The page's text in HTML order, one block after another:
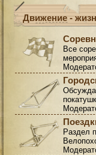
Движение -
Все
Раздел